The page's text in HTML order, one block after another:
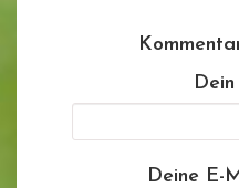
Deine E-